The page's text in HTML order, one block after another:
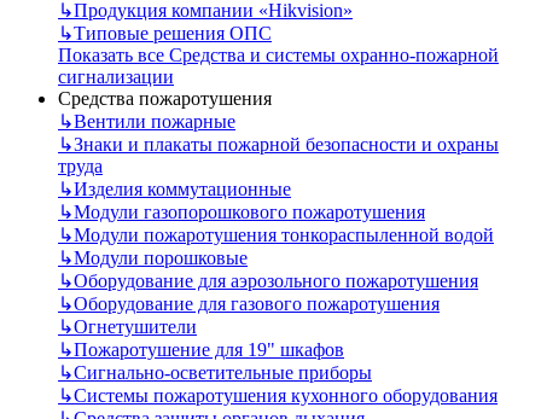
↳Продукция компании «Hikvision»
↳Типовые решения ОПС
Показать все Средства и системы охранно-пожарной
сигнализации
Средства пожаротушения
↳Вентили пожарные
↳Знаки и плакаты пожарной безопасности и охраны
труда
↳Изделия коммутационные
↳Модули газопорошкового пожаротушения
↳Модули пожаротушения тонкораспыленной водой
↳Модули порошковые
↳Оборудование для аэрозольного пожаротушения
↳Оборудование для газового пожаротушения
↳Огнетушители
↳Пожаротушение для 19" шкафов
↳Сигнально-осветительные приборы
↳Системы пожаротушения кухонного оборудования